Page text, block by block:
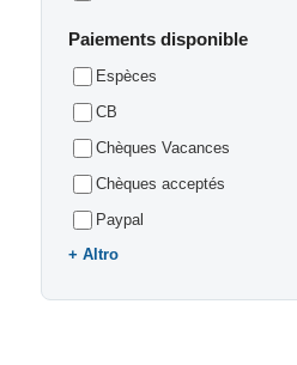
Paiements disponible
Espèces
CB
Chèques Vacances
Chèques acceptés
Paypal
Altro